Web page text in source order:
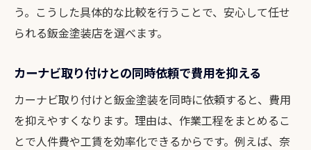
う。こうした具体的な比較を行うことで、安心して任せ
られる鈑金塗装店を選べます。
カーナビ取り付けとの同時依頼で費用を抑える
カーナビ取り付けと鈑金塗装を同時に依頼すると、費用
を抑えやすくなります。理由は、作業工程をまとめるこ
とで人件費や工賃を効率化できるからです。例えば、奈